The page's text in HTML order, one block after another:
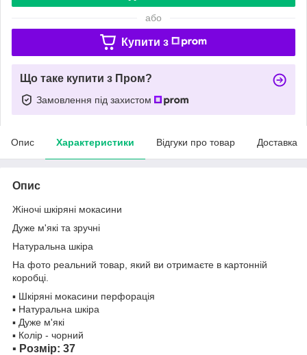
або
Купити з
Що таке купити з Пром?
Замовлення під захистом
Опис Характеристики Відгуки про товар Доставка
Опис
Жіночі шкіряні мокасини
Дуже м'які та зручні
Натуральна шкіра
На фото реальний товар, який ви отримаєте в картонній
коробці.
▪️ Шкіряні мокасини перфорація
▪️ Натуральна шкіра
▪️ Дуже м'які
▪️ Колір - чорний
▪️ Розмір: 37